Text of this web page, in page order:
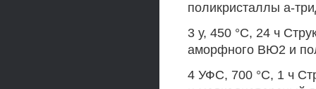
поликристаллы а-
3 у, 450 °С, 24 ч
аморфного ВЮ2 и
4 УФС, 700 °С, 1 ч